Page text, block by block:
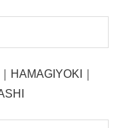
HAMAGIYOKI｜